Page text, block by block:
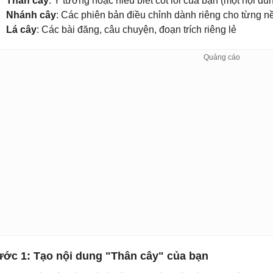
Nhánh cây: Các phiên bản điều chỉnh dành riêng cho từng
Lá cây: Các bài đăng, câu chuyện, đoạn trích riêng lẻ
1: Tạo nội dung "Thân cây" của bạn